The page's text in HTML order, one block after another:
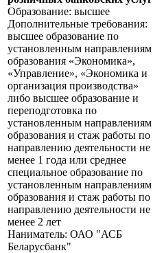
Образование: высшее
Дополнительные требования:
высшее образование по
установленным направлениям
образования «Экономика»,
«Управление», «Экономика и
организация производства»
либо высшее образование и
пере­подготовка по
установленным направлениям
образования и стаж работы по
направлению дея­тельности не
менее 1 года или среднее
специальное образование по
установленным направлениям
образования и стаж работы по
направлению деятельности не
менее 2 лет
Наниматель: ОАО "АСБ
Беларусбанк"